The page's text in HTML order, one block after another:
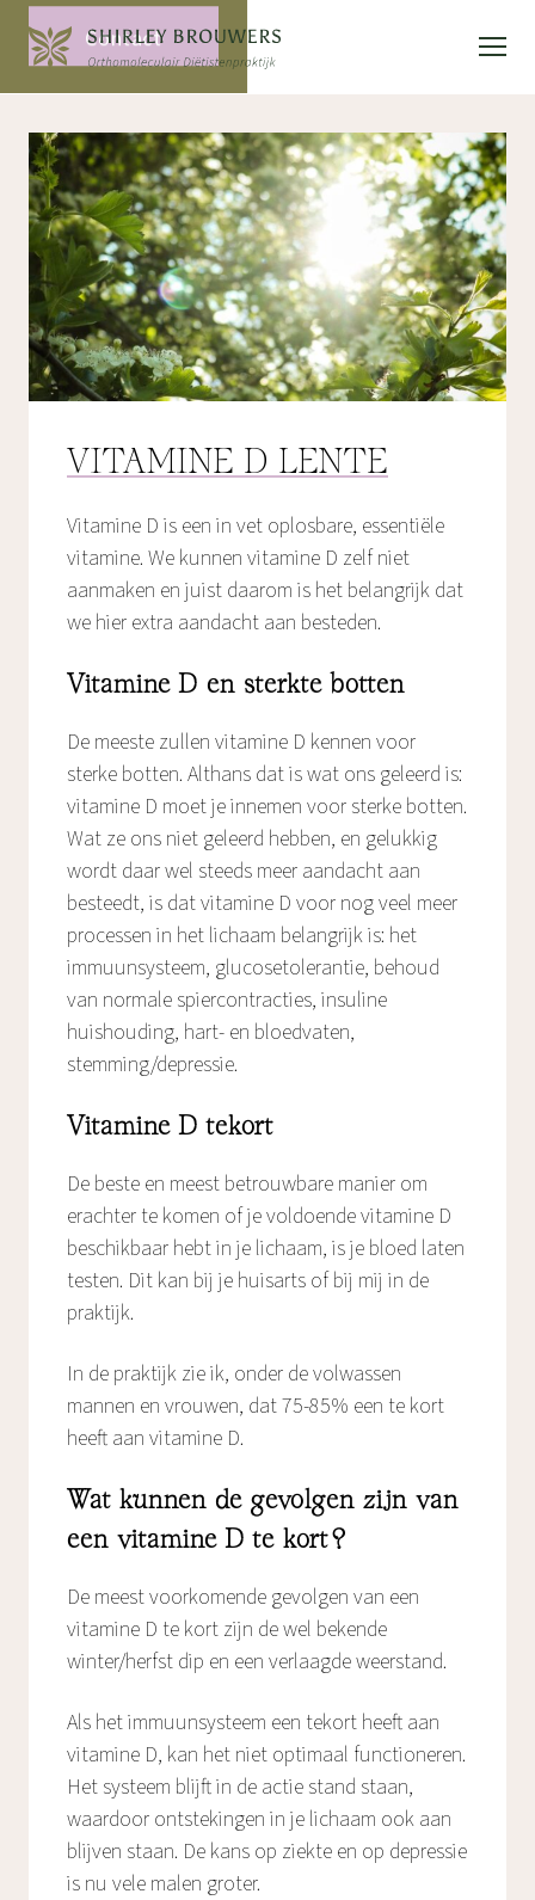
Contact
VITAMINE D LENTE
Vitamine D is een in vet oplosbare, essentiële
vitamine. We kunnen vitamine D zelf niet
aanmaken en juist daarom is het belangrijk dat
we hier extra aandacht aan besteden.
Vitamine D en sterkte botten
De meeste zullen vitamine D kennen voor
sterke botten. Althans dat is wat ons geleerd is:
vitamine D moet je innemen voor sterke botten.
Wat ze ons niet geleerd hebben, en gelukkig
wordt daar wel steeds meer aandacht aan
besteedt, is dat vitamine D voor nog veel meer
processen in het lichaam belangrijk is: het
immuunsysteem, glucosetolerantie, behoud
van normale spiercontracties, insuline
huishouding, hart- en bloedvaten,
stemming/depressie.
Vitamine D tekort
De beste en meest betrouwbare manier om
erachter te komen of je voldoende vitamine D
beschikbaar hebt in je lichaam, is je bloed laten
testen. Dit kan bij je huisarts of bij mij in de
praktijk.
In de praktijk zie ik, onder de volwassen
mannen en vrouwen, dat 75-85% een te kort
heeft aan vitamine D.
Wat kunnen de gevolgen zijn van
een vitamine D te kort?
De meest voorkomende gevolgen van een
vitamine D te kort zijn de wel bekende
winter/herfst dip en een verlaagde weerstand.
Als het immuunsysteem een tekort heeft aan
vitamine D, kan het niet optimaal functioneren.
Het systeem blijft in de actie stand staan,
waardoor ontstekingen in je lichaam ook aan
blijven staan. De kans op ziekte en op depressie
is nu vele malen groter.